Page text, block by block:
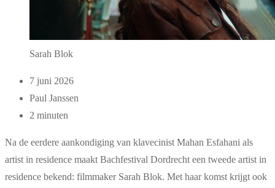
Sarah Blok
7 juni 2026
Paul Janssen
2 minuten
Na de eerdere aankondiging van klavecinist Mahan Esfahani als
artist in residence maakt Bachfestival Dordrecht een tweede artist in
residence bekend: filmmaker Sarah Blok. Met haar komst krijgt ook